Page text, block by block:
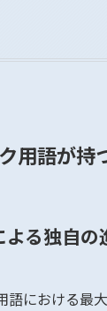
用語が持
る独自の
語における最